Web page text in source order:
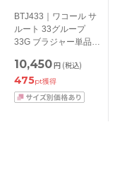
BTJ433｜ワコール サ
ルート 33グループ
33G ブラジャー単品
カップ アンダー
65/70/75/80cm
10,450円 (税込)
475pt獲得